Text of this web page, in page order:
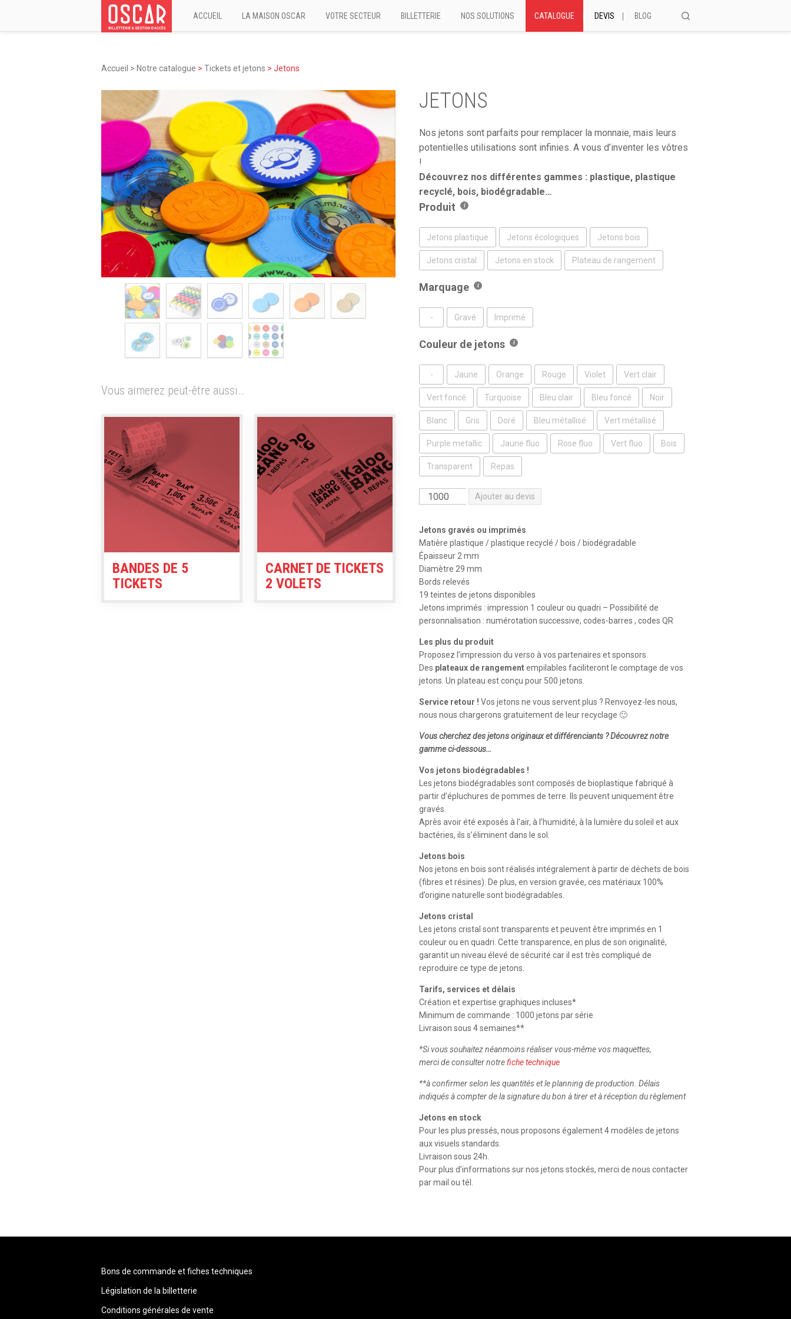
ACCUEIL LA MAISON OSCAR VOTRE SECTEUR BILLETTERIE NOS SOLUTIONS CATALOGUE DEVIS BLOG
RECHERCHE
Accueil > Notre catalogue > Tickets et jetons > Jetons
Vous aimerez peut-être aussi…
BANDES DE 5
TICKETS
CARNET DE TICKETS
2 VOLETS
JETONS
Nos jetons sont parfaits pour remplacer la monnaie, mais leurs
potentielles utilisations sont infinies. A vous d’inventer les vôtres
!
Découvrez nos différentes gammes : plastique, plastique
recyclé, bois, biodégradable…
Produit
Jetons plastique Jetons écologiques Jetons bois
Jetons cristal Jetons en stock Plateau de rangement
Marquage
- Gravé Imprimé
Couleur de jetons
- Jaune Orange Rouge Violet Vert clair
Vert foncé Turquoise Bleu clair Bleu foncé Noir
Blanc Gris Doré Bleu métallisé Vert métallisé
Purple metallic Jaune fluo Rose fluo Vert fluo Bois
Transparent Repas
quantité
Jetons
Ajouter au devis
Jetons gravés ou imprimés
Matière plastique / plastique recyclé / bois / biodégradable
Épaisseur 2 mm
Diamètre 29 mm
Bords relevés
19 teintes de jetons disponibles
Jetons imprimés : impression 1 couleur ou quadri – Possibilité de
personnalisation : numérotation successive, codes-barres , codes QR
Les plus du produit
Proposez l’impression du verso à vos partenaires et sponsors.
Des plateaux de rangementempilables faciliteront le comptage de vos
jetons. Un plateau est conçu pour 500 jetons.
Service retour ! Vos jetons ne vous servent plus ? Renvoyez-les nous,
nous nous chargerons gratuitement de leur recyclage 🙂
Vous cherchez des jetons originaux et différenciants ? Découvrez notre
gamme ci-dessous…
Vos jetons biodégradables !
Les jetons biodégradables sont composés de bioplastique fabriqué à
partir d’épluchures de pommes de terre. Ils peuvent uniquement être
gravés.
Après avoir été exposés à l’air, à l’humidité, à la lumière du soleil et aux
bactéries, ils s’éliminent dans le sol.
Jetons bois
Nos jetons en bois sont réalisés intégralement à partir de déchets de bois
(fibres et résines). De plus, en version gravée, ces matériaux 100%
d’origine naturelle sont biodégradables.
Jetons cristal
Les jetons cristal sont transparents et peuvent être imprimés en 1
couleur ou en quadri. Cette transparence, en plus de son originalité,
garantit un niveau élevé de sécurité car il est très compliqué de
reproduire ce type de jetons.
Tarifs, services et délais
Création et expertise graphiques incluses*
Minimum de commande : 1000 jetons par série
Livraison sous 4 semaines**
*Si vous souhaitez néanmoins réaliser vous-même vos maquettes,
merci de consulter notrefiche technique
**à confirmer selon les quantités et le planning de production. Délais
indiqués à compter de la signature du bon à tirer et à réception du règlement
Jetons en stock
Pour les plus pressés, nous proposons également 4 modèles de jetons
aux visuels standards.
Livraison sous 24h.
Pour plus d’informations sur nos jetons stockés, merci de nous contacter
par mail ou tél.
Bons de commande et fiches techniques
Législation de la billetterie
Conditions générales de vente